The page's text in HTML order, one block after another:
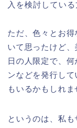
入を検討してい
ただ、色々とお
いて思ったけど
日の人限定で、
ンなどを発行し
もいるかもしれま
というのは、私